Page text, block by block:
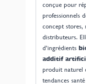
conçue pour
professionnels
concept stores,
distributeurs.
d’ingrédients
additif
produit naturel
tendances